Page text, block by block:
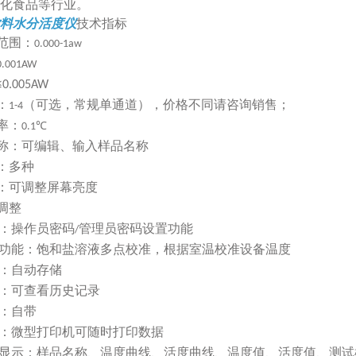
食品等行业。
水分活度仪技术指标
围： 0.000-1aw
1-4 （可选，常规单通道），价格不同请咨询销售；
： 0.1℃
：可编辑、输入样品名称
多种
可调整屏幕亮度
整
操作员密码/管理员密码设置功能
能 ：饱和盐溶液多点校准，根据室温校准设备温度
自动存储
可查看历史记录
自带
微型打印机可随时打印数据
示 ：样品名称、温度曲线、活度曲线、温度值、活度值、测